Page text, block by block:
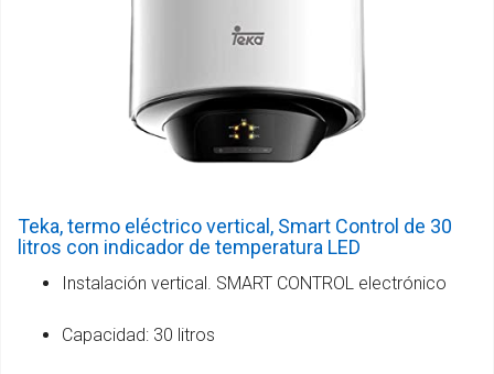
Teka, termo eléctrico vertical, Smart Control de 30
litros con indicador de temperatura LED
Instalación vertical. SMART CONTROL electrónico
Capacidad: 30 litros